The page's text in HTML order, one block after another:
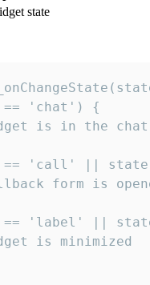
state
'chat') {
is in the
'call' ||
form is
'label' ||
is minimized